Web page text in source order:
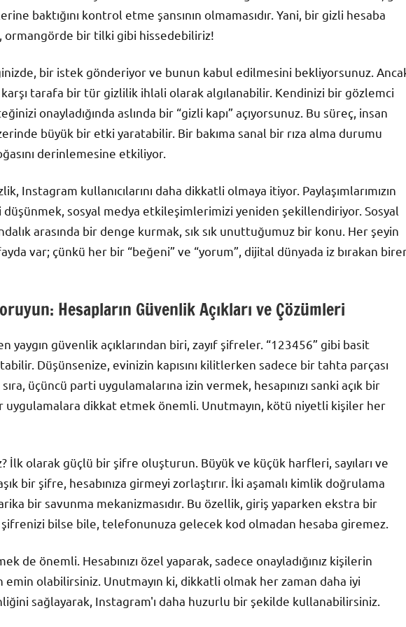
baktığını kontrol etme şansının olmamasıdır. Yani, bir gizli hesaba
ormangörde bir tilki gibi hissedebiliriz!
bir istek gönderiyor ve bunun kabul edilmesini bekliyorsunuz.
karşı tarafa bir tür gizlilik ihlali olarak algılanabilir. Kendinizi bir gözlemci
onayladığında aslında bir “gizli kapı” açıyorsunuz. Bu süreç, insan
büyük bir etki yaratabilir. Bir bakıma sanal bir rıza alma durumu
derinlemesine etkiliyor.
Instagram kullanıcılarını daha dikkatli olmaya itiyor. Paylaşımlarımızın
sosyal medya etkileşimlerimizi yeniden şekillendiriyor. Sosyal
arasında bir denge kurmak, sık sık unuttuğumuz bir konu. Her şeyin
var; çünkü her bir “beğeni” ve “yorum”, dijital dünyada iz bırakan
Hesapların Güvenlik Açıkları ve Çözümleri
yaygın güvenlik açıklarından biri, zayıf şifreler. “123456” gibi basit
Düşünsenize, evinizin kapısını kilitlerken sadece bir tahta parçası
üçüncü parti uygulamalarına izin vermek, hesapınızı sanki açık bir
uygulamalara dikkat etmek önemli. Unutmayın, kötü niyetli kişiler her
İlk olarak güçlü bir şifre oluşturun. Büyük ve küçük harfleri, sayıları ve
bir şifre, hesabınıza girmeyi zorlaştırır. İki aşamalı kimlik doğrulama
bir savunma mekanizmasıdır. Bu özellik, giriş yaparken ekstra bir
bilse bile, telefonunuza gelecek kod olmadan hesaba giremez.
de önemli. Hesabınızı özel yaparak, sadece onayladığınız kişilerin
emin olabilirsiniz. Unutmayın ki, dikkatli olmak her zaman daha iyi
sağlayarak, Instagram'ı daha huzurlu bir şekilde kullanabilirsiniz.